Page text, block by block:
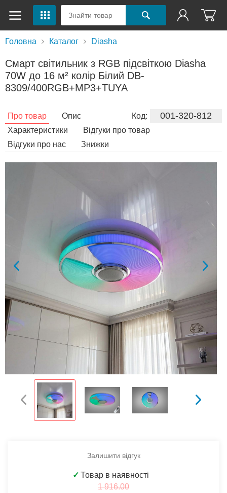
Головна Каталог Diasha
Смарт світильник з RGB підсвіткою Diasha
70W до 16 м² колір Білий DB-
8309/400RGB+MP3+TUYA
Код: 001-320-812
Про товар
Опис
Характеристики
Відгуки про товар
Відгуки про нас
Знижки
Залишити відгук
✓ Товар в наявності
1 916.00